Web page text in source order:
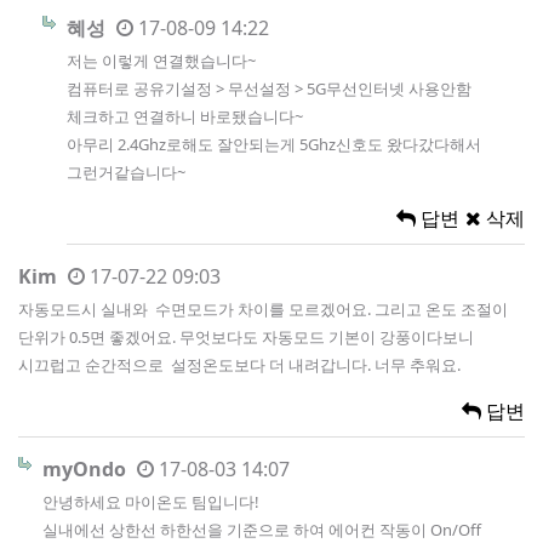
혜성 17-08-09 14:22
저는 이렇게 연결했습니다~
컴퓨터로 공유기설정 > 무선설정 > 5G무선인터넷 사용안함
체크하고 연결하니 바로됐습니다~
아무리 2.4Ghz로해도 잘안되는게 5Ghz신호도 왔다갔다해서
그런거같습니다~
답변 삭제
Kim 17-07-22 09:03
자동모드시 실내와 수면모드가 차이를 모르겠어요. 그리고 온도 조절이
단위가 0.5면 좋겠어요. 무엇보다도 자동모드 기본이 강풍이다보니
시끄럽고 순간적으로 설정온도보다 더 내려갑니다. 너무 추워요.
답변
myOndo 17-08-03 14:07
안녕하세요 마이온도 팀입니다!
실내에선 상한선 하한선을 기준으로 하여 에어컨 작동이 On/Off